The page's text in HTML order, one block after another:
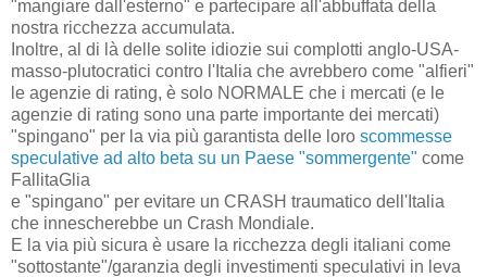
"mangiare dall'esterno" e partecipare all'abbuffata della
nostra ricchezza accumulata.
Inoltre, al di là delle solite idiozie sui complotti anglo-USA-
masso-plutocratici contro l'Italia che avrebbero come "alfieri"
le agenzie di rating, è solo NORMALE che i mercati (e le
agenzie di rating sono una parte importante dei mercati)
"spingano" per la via più garantista delle loro scommesse
speculative ad alto beta su un Paese "sommergente" come
FallitaGlia
e "spingano" per evitare un CRASH traumatico dell'Italia
che innescherebbe un Crash Mondiale.
E la via più sicura è usare la ricchezza degli italiani come
"sottostante"/garanzia degli investimenti speculativi in leva